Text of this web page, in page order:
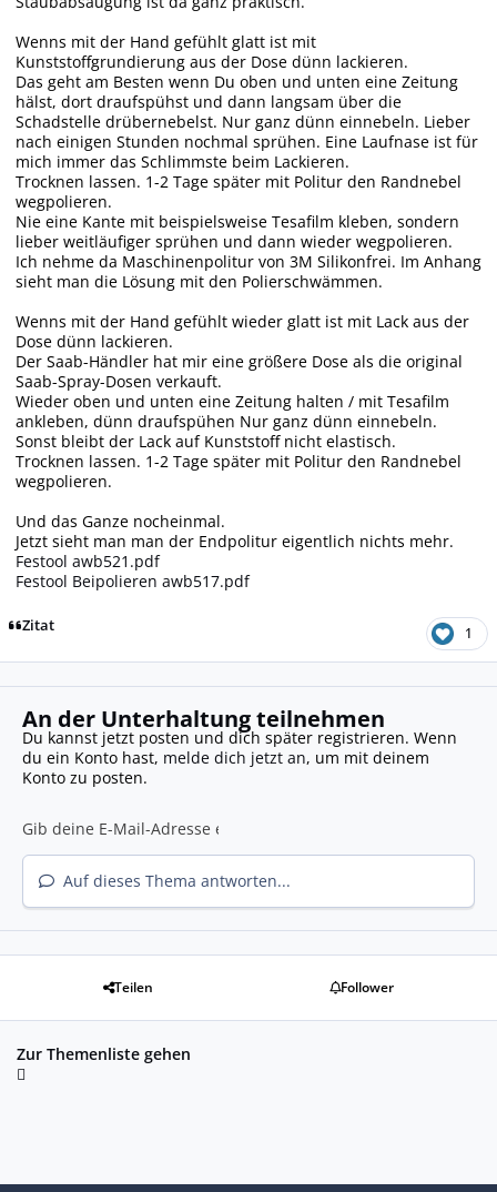
Wenns mit der Hand gefühlt glatt ist mit
Kunststoffgrundierung aus der Dose dünn lackieren.
Das geht am Besten wenn Du oben und unten eine Zeitung
hälst, dort draufspühst und dann langsam über die
Schadstelle drübernebelst. Nur ganz dünn einnebeln. Lieber
nach einigen Stunden nochmal sprühen. Eine Laufnase ist für
mich immer das Schlimmste beim Lackieren.
Trocknen lassen. 1-2 Tage später mit Politur den Randnebel
wegpolieren.
Nie eine Kante mit beispielsweise Tesafilm kleben, sondern
lieber weitläufiger sprühen und dann wieder wegpolieren.
Ich nehme da Maschinenpolitur von 3M Silikonfrei. Im Anhang
sieht man die Lösung mit den Polierschwämmen.
Wenns mit der Hand gefühlt wieder glatt ist mit Lack aus der
Dose dünn lackieren.
Der Saab-Händler hat mir eine größere Dose als die original
Saab-Spray-Dosen verkauft.
Wieder oben und unten eine Zeitung halten / mit Tesafilm
ankleben, dünn draufspühen Nur ganz dünn einnebeln.
Sonst bleibt der Lack auf Kunststoff nicht elastisch.
Trocknen lassen. 1-2 Tage später mit Politur den Randnebel
wegpolieren.
Und das Ganze nocheinmal.
Jetzt sieht man man der Endpolitur eigentlich nichts mehr.
Festool awb521.pdf
Festool Beipolieren awb517.pdf
Zitat 1
An der Unterhaltung teilnehmen
Du kannst jetzt posten und dich später registrieren. Wenn
du ein Konto hast, melde dich jetzt an, um mit deinem
Konto zu posten.
Auf dieses Thema antworten...
Teilen Follower
Zur Themenliste gehen